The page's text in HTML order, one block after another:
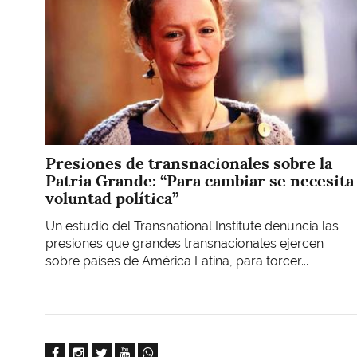
Presiones de transnacionales sobre la
Patria Grande: “Para cambiar se necesita
voluntad política”
Un estudio del Transnational Institute denuncia las
presiones que grandes transnacionales ejercen
sobre países de América Latina, para torcer...